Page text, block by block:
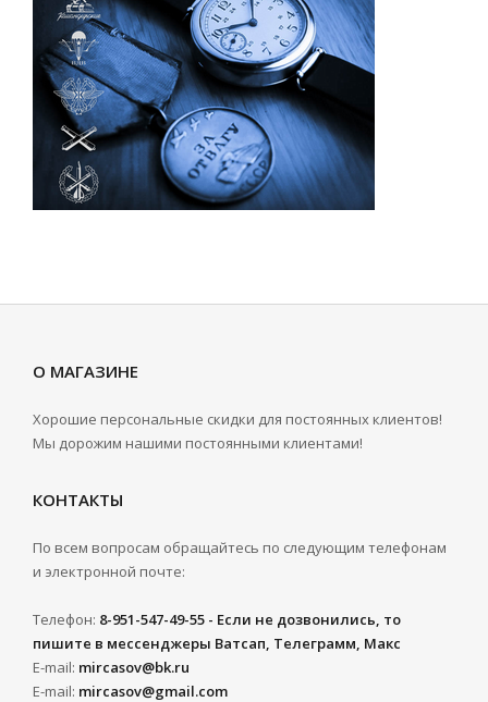
О МАГАЗИНЕ
Хорошие персональные скидки для постоянных клиентов!
Мы дорожим нашими постоянными клиентами!
КОНТАКТЫ
По всем вопросам обращайтесь по следующим телефонам
и электронной почте:
Телефон: 8-951-547-49-55 - Если не дозвонились, то
пишите в мессенджеры Ватсап, Телеграмм, Макс
E-mail: mircasov@bk.ru
E-mail: mircasov@gmail.com